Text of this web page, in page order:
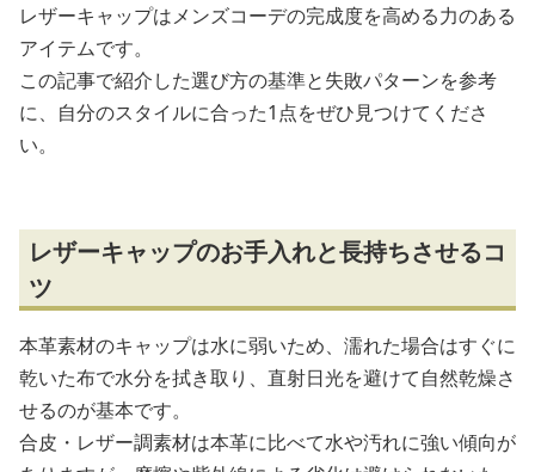
レザーキャップはメンズコーデの完成度を高める力のある
アイテムです。
この記事で紹介した選び方の基準と失敗パターンを参考
に、自分のスタイルに合った1点をぜひ見つけてくださ
い。
レザーキャップのお手入れと長持ちさせるコ
ツ
本革素材のキャップは水に弱いため、濡れた場合はすぐに
乾いた布で水分を拭き取り、直射日光を避けて自然乾燥さ
せるのが基本です。
合皮・レザー調素材は本革に比べて水や汚れに強い傾向が